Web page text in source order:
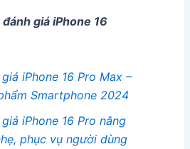
giá iPhone 16
iPhone 16 Pro Max –
Smartphone 2024
iPhone 16 Pro nâng
phục vụ người dùng